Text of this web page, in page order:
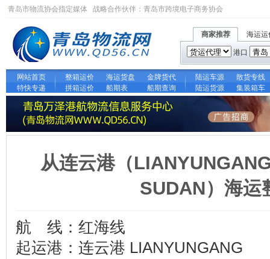
青岛市物流协会指定媒体 战略合作伙伴： 青岛市跨境电子商务协会
商家推荐 海运运
港口
网站首页 整箱运价 海运货盘 金牌货代 陆运车源
散货专线
特快专递
拼箱运价 船期表 船期查询 陆运货源 集装箱车
从连云港（
SUDAN）海运
航 线：红海线
起运港：连云港 LIANYUNGANG